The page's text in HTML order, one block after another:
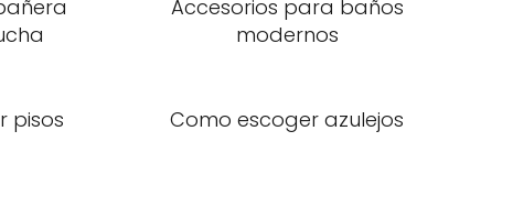
Accesorios para baños
modernos
pisos
Como escoger azulejos